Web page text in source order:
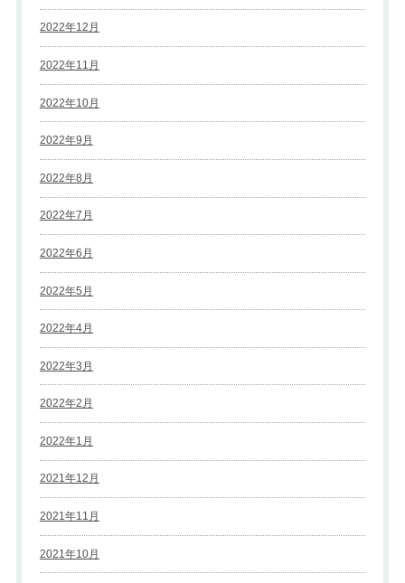
2022年12月
2022年11月
2022年10月
2022年9月
2022年8月
2022年7月
2022年6月
2022年5月
2022年4月
2022年3月
2022年2月
2022年1月
2021年12月
2021年11月
2021年10月